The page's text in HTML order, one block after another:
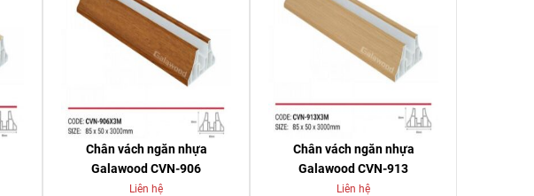
Chân vách ngăn nhựa
Galawood CVN-906
Liên hệ
Chân vách ngăn nhựa
Galawood CVN-913
Liên hệ